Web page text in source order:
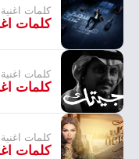
كلمات اغنية
كلمات
كلمات اغنية
كلمات
كلمات اغنية
كلمات